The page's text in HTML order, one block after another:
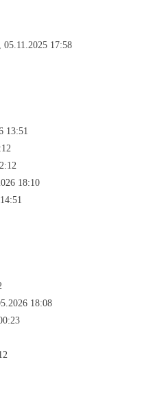
17:58
13:51
18:10
18:08